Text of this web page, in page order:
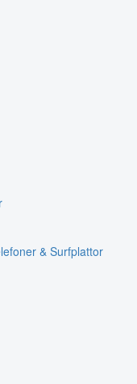
& Surfplattor